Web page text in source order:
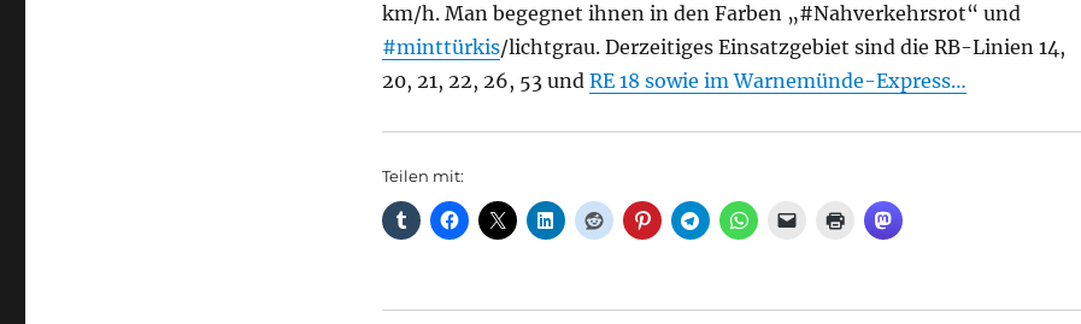
km/h. Man begegnet ihnen in den Farben „#Nahverkehrsrot“ und
#minttürkis/lichtgrau. Derzeitiges Einsatzgebiet sind die RB-Linien 14,
20, 21, 22, 26, 53 und RE 18 sowie im Warnemünde-Express…
Teilen mit: